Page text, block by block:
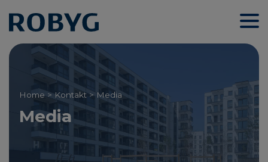
Home > Kontakt> Media
Media